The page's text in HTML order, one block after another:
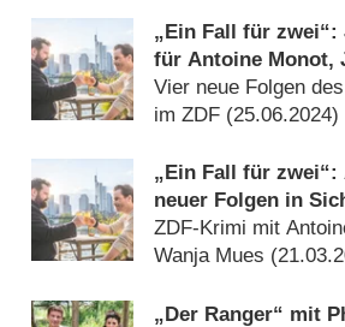
„Ein Fall für
für Antoine Monot,
Mues
Vier neue Folgen
im ZDF (25.06.2024)
„Ein Fall für
neuer Folgen in
ZDF-Krimi mit
Wanja Mues (
„Der Ranger“ mit